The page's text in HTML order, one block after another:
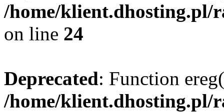
/home/klient.dhosting.pl/
on line 24
Deprecated: Function
/home/klient.dhosting.pl/